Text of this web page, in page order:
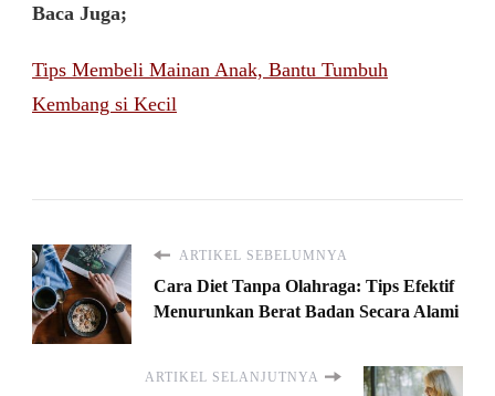
Baca Juga;
Tips Membeli Mainan Anak, Bantu Tumbuh
Kembang si Kecil
ARTIKEL SEBELUMNYA
Cara Diet Tanpa Olahraga: Tips Efektif
Menurunkan Berat Badan Secara Alami
ARTIKEL SELANJUTNYA